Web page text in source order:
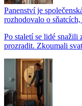
Panenství je
rozhodovalo o
Po staletí se lidé
prozradit. Zkoumali